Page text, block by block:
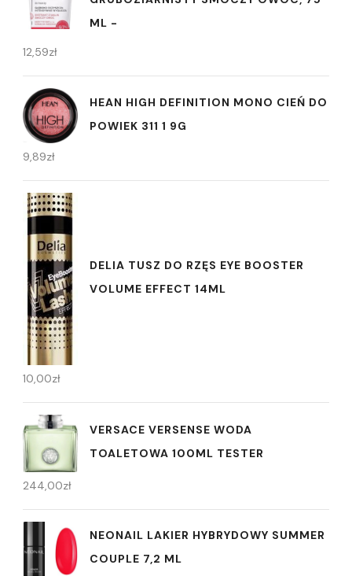
ML -
12,59zł
HEAN HIGH DEFINITION MONO CIEŃ DO
POWIEK 311 1 9G
9,89zł
DELIA TUSZ DO RZĘS EYE BOOSTER
VOLUME EFFECT 14ML
10,00zł
VERSACE VERSENSE WODA
TOALETOWA 100ML TESTER
244,00zł
NEONAIL LAKIER HYBRYDOWY SUMMER
COUPLE 7,2 ML